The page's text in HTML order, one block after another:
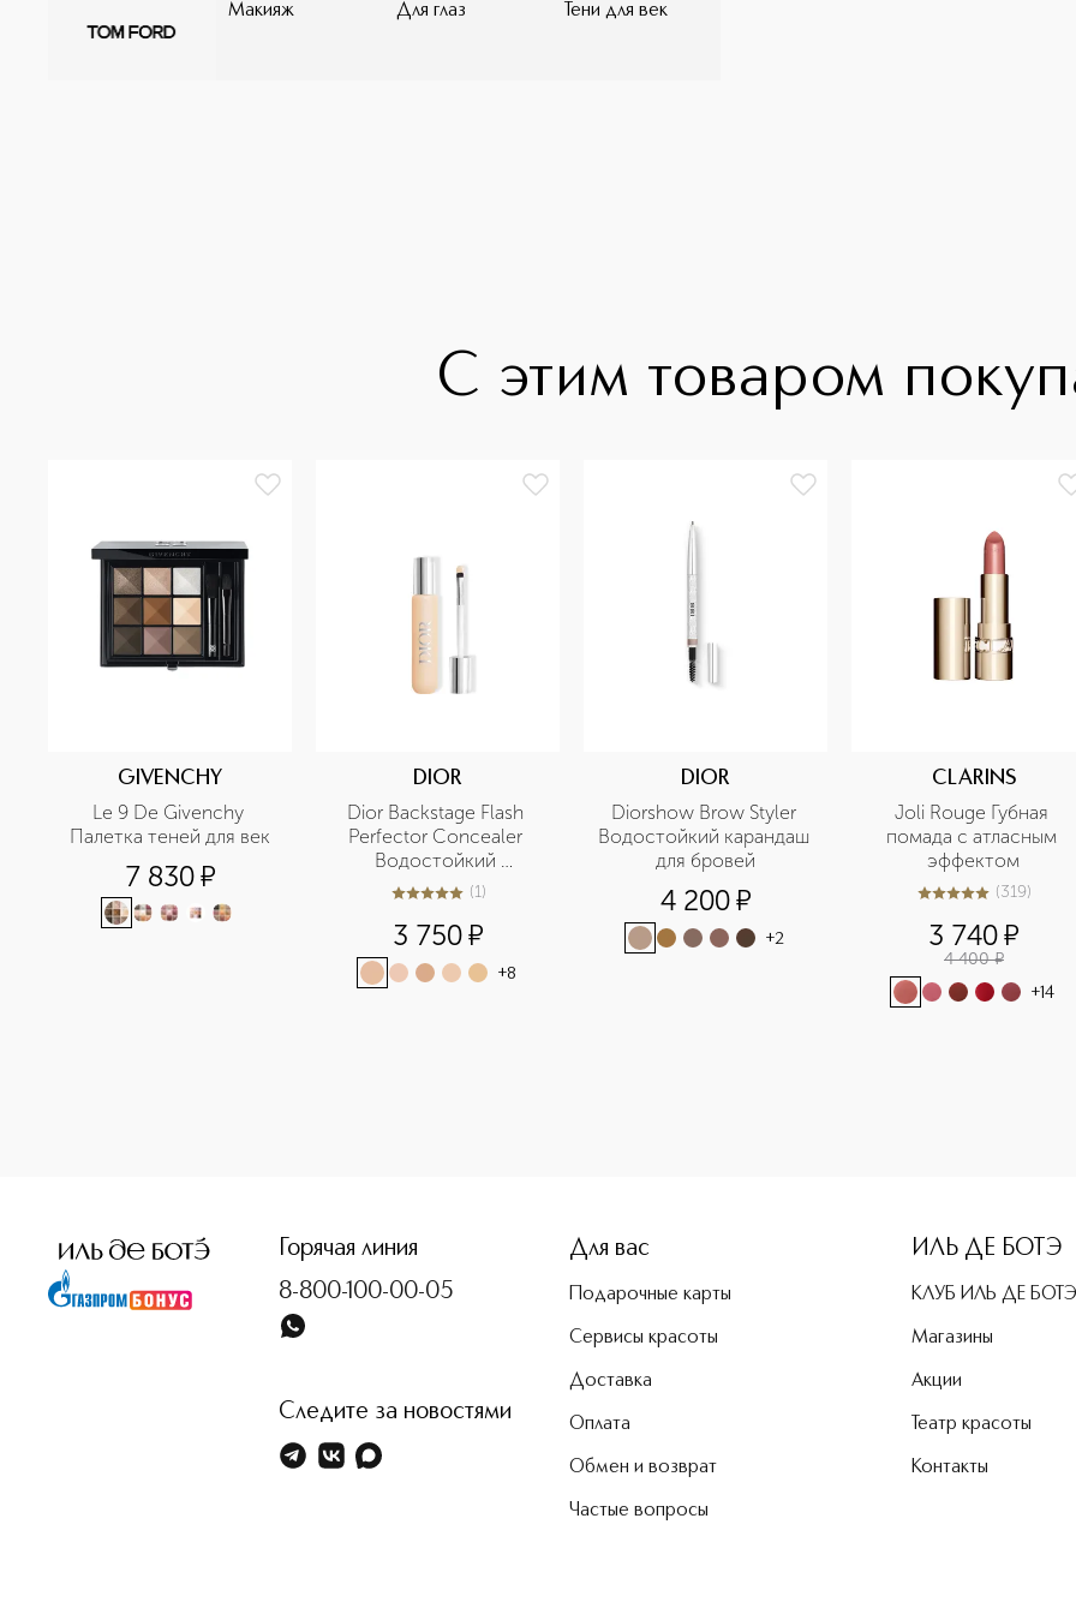
Макияж Для глаз Тени для век
С этим товаром
GIVENCHY
Le 9 De Givenchy
Палетка теней для век
7 830¤
DIOR
Dior Backstage Flash
Perfector Concealer
Водостойкий
корректор для лица и
5из 51 (1)
3 750¤
+8
DIOR
Diorshow Brow Styler
Водостойкий карандаш
для бровей
4 200¤
+2
CLARINS
Joli Rouge Губная
помада с атласным
эффектом
4.9из5319 (319)
3 740¤
4 400 ¤
+14
Горячая линия
8-800-100-00-05
Следите за новостями
Для вас
Подарочные карты
Сервисы красоты
Доставка
Оплата
Обмен и возврат
Частые вопросы
ИЛЬ ДЕ БОТЭ
КЛУБ ИЛЬ ДЕ БОТЭ
Магазины
Акции
Театр красоты
Контакты